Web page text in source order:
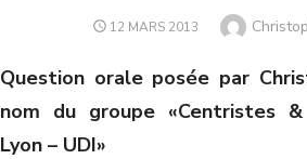
12 MARS 2013
Question orale posée par
nom du groupe «Centristes
Lyon – UDI»